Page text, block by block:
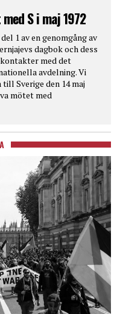
S i maj 1972
del 1 av en genomgång av
dagbok och dess
med det
avdelning. Vi
Sverige den 14 maj
mötet med